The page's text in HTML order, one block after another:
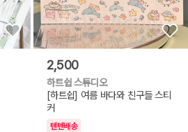
2,500
하트쉽 스튜디오
[하트쉽] 여름 바다와 친구들 스티
커
텐텐배송